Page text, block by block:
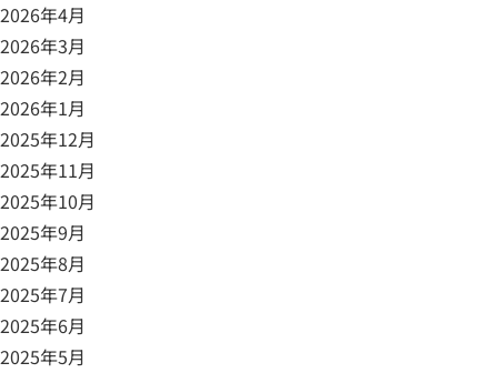
2026年4月
2026年3月
2026年2月
2026年1月
2025年12月
2025年11月
2025年10月
2025年9月
2025年8月
2025年7月
2025年6月
2025年5月